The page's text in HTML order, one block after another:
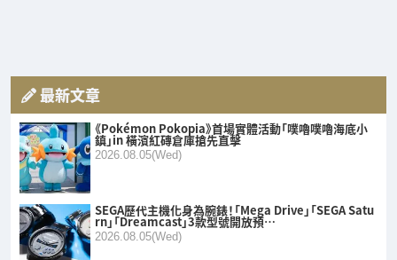
最新文章
《Pokémon Pokopia》首場實體活動「噗嚕噗嚕海底小
鎮」in 橫濱紅磚倉庫搶先直擊
2026.08.05(Wed)
SEGA歷代主機化身為腕錶！「Mega Drive」「SEGA Satu
rn」「Dreamcast」3款型號開放預…
2026.08.05(Wed)